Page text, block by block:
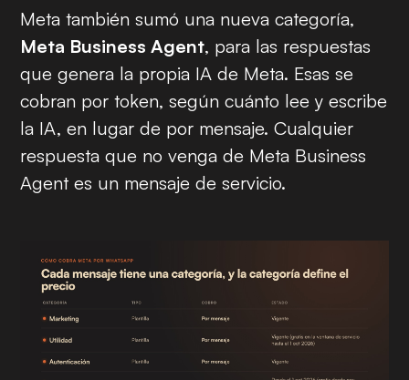
Meta también sumó una nueva categoría,
Meta Business Agent, para las respuestas
que genera la propia IA de Meta. Esas se
cobran por token, según cuánto lee y escribe
la IA, en lugar de por mensaje. Cualquier
respuesta que no venga de Meta Business
Agent es un mensaje de servicio.